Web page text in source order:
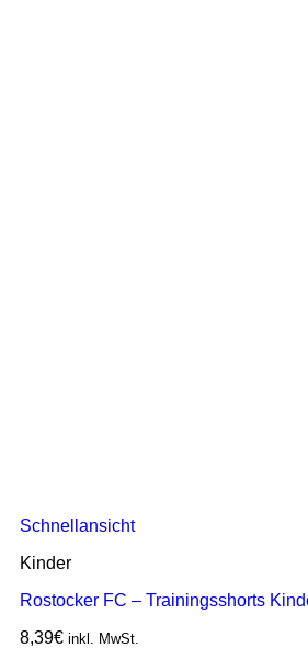
Schnellansicht
Kinder
Rostocker FC – Trainingsshorts
8,39€ inkl. MwSt.